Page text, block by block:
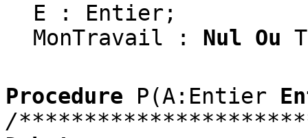
E : Entier;
MonTravail : Nul Ou
Procedure P(A:Entier
/